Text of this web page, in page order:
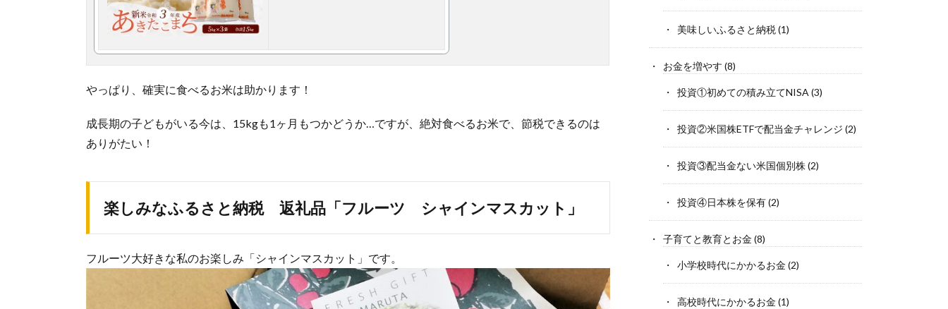
やっぱり、確実に食べるお米は助かります！
成長期の子どもがいる今は、15kgも1ヶ月もつかどうか…ですが、絶対食べるお米で、節税できるのは
ありがたい！
楽しみなふるさと納税 返礼品「フルーツ シャインマスカット」
フルーツ大好きな私のお楽しみ「シャインマスカット」です。
美味しいふるさと納税(1)
お金を増やす (8)
投資①初めての積み立てNISA (3)
投資②米国株ETFで配当金チャレンジ (2)
投資③配当金ない米国個別株(2)
投資④日本株を保有(2)
子育てと教育とお金 (8)
小学校時代にかかるお金 (2)
高校時代にかかるお金 (1)